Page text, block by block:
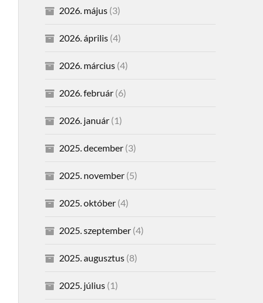
2026. május(3)
2026. április(4)
2026. március(4)
2026. február(6)
2026. január(1)
2025. december(3)
2025. november(5)
2025. október(4)
2025. szeptember(4)
2025. augusztus(8)
2025. július(1)